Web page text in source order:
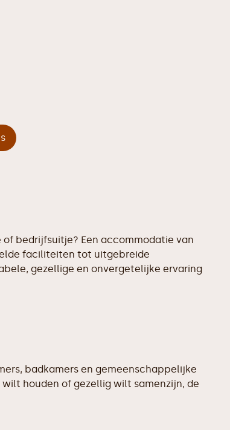
bedrijfsuitje? Een accommodatie van
faciliteiten tot uitgebreide
gezellige en onvergetelijke ervaring
badkamers en gemeenschappelijke
houden of gezellig wilt samenzijn, de